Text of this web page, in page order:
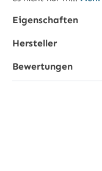
Eigenschaften
Hersteller
Bewertungen